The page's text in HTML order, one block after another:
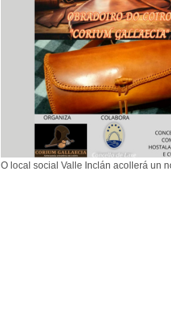
O local social Valle Inclán acollerá un